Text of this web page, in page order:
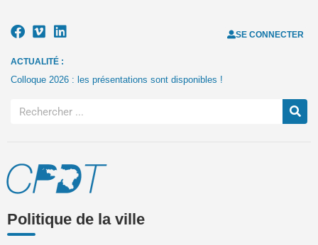
SE CONNECTER
ACTUALITÉ :
Colloque 2026 : les présentations sont disponibles !
Politique de la ville